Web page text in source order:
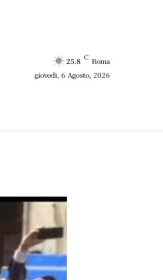
25.8 C Roma
giovedì, 6 Agosto, 2026